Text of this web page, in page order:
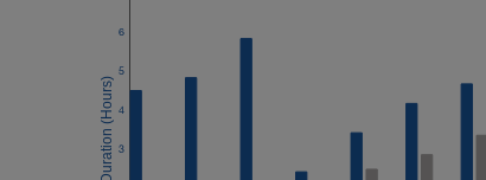
3
4
5
6